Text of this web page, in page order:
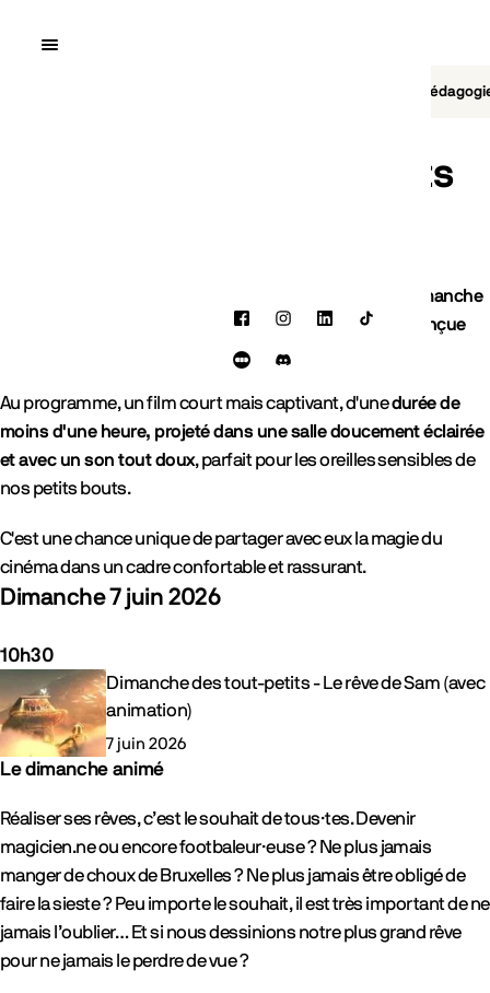
Quai10
FacebookInstagram
LinkedInTikTok
Letterboxd
Discord
Dimanche des tout-petits
dimanche
, une séance de cinéma
spécialement conçue
Au programme, un film court mais captivant, d'unedurée de
moins d'une heure, projeté dans une salle doucement éclairée
et avec un son tout doux, parfait pour les oreilles sensibles de
nos petits bouts.
C'est une chance unique de partager avec eux la magie du
cinéma dans un cadre confortable et rassurant.
Dimanche 7 juin 2026
10h30
Evénements Dimanche des tout-petits - Le rêve de Sam (avec
animation)
7 juin 2026
Le dimanche animé
Réaliser ses rêves, c’est le souhait de tous·tes. Devenir
magicien.ne ou encore footbaleur·euse ? Ne plus jamais
manger de choux de Bruxelles ? Ne plus jamais être obligé de
faire la sieste ? Peu importe le souhait, il est très important de ne
jamais l’oublier… Et si nous dessinions notre plus grand rêve
pour ne jamais le perdre de vue ?